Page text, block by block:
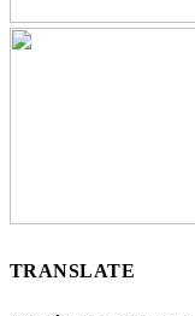
TRANSLATE